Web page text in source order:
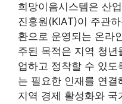
희망이음시스템은 산
진흥원(KIAT)이 주관하
환으로 운영되는 온라
주된 목적은 지역 청년
업하고 정착할 수 있도
는 필요한 인재를 연결
지역 경제 활성화와